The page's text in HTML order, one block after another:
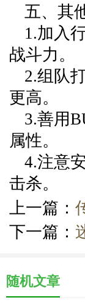
五、其
1.加入
战斗力。
2.组队
更高。
3.善用
属性。
4.注意
击杀。
上一篇：
下一篇：
随机文章